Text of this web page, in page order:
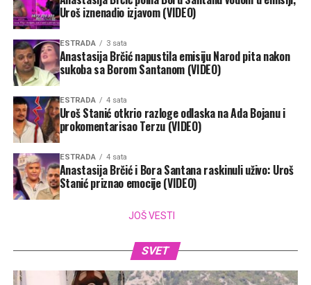
Uroš iznenadio izjavom (VIDEO)
ESTRADA 3 sata
Anastasija Brčić napustila emisiju Narod pita nakon
sukoba sa Borom Santanom (VIDEO)
ESTRADA 4 sata
Uroš Stanić otkrio razloge odlaska na Ada Bojanu i
prokomentarisao Terzu (VIDEO)
ESTRADA 4 sata
Anastasija Brčić i Bora Santana raskinuli uživo: Uroš
Stanić priznao emocije (VIDEO)
JOŠ VESTI
SVET